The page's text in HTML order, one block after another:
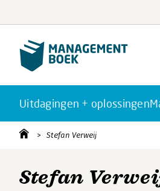
Uitdagingen + oplossingen
Stefan Verweij
Stefan